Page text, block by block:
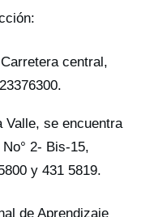
central,
Valle, se encuentra
2- Bis-15,
y 431 5819.
de Aprendizaje